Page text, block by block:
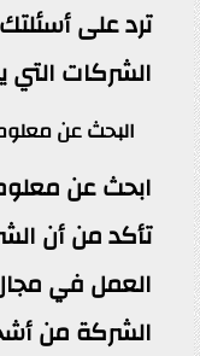
ترد على
الشركات
البحث عن
ابحث عن
تأكد من أن
العمل في
الشركة من